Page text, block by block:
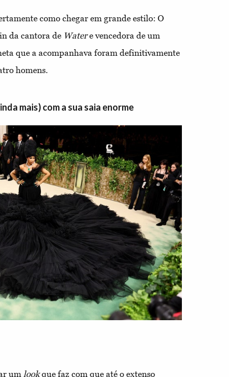
como chegar em grande estilo: O
da cantora de Watere vencedora de um
que a acompanhava foram definitivamente
homens.
mais) com a sua saia enorme
um lookque faz com que até o extenso